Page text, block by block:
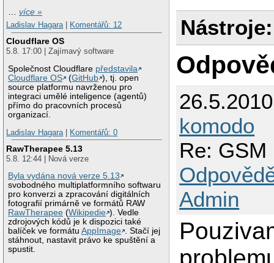
…více »
Ladislav Hagara| Komentářů: 12
Cloudflare OS
5.8. 17:00 | Zajímavý software
Společnost Cloudflare představila
Cloudflare OS
(GitHub ), tj. open
source platformu navrženou pro
integraci umělé inteligence (agentů)
přímo do pracovních procesů
organizací.
Ladislav Hagara| Komentářů: 0
RawTherapee 5.13
5.8. 12:44 | Nová verze
Byla vydána nová verze 5.13
svobodného multiplatformního softwaru
pro konverzi a zpracování digitálních
fotografií primárně ve formátů RAW
RawTherapee (Wikipedie ). Vedle
zdrojových kódů je k dispozici také
balíček ve formátuAppImage . Stačí jej
stáhnout, nastavit právo ke spuštění a
spustit.
Nástroje:
komodo
Re: GSM
Admin